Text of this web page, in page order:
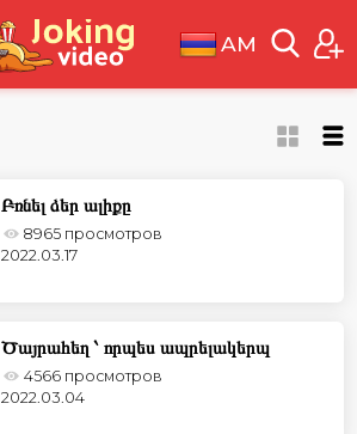
AM
Բռնել ձեր ալիքը
8965 просмотров
2022.03.17
Ծայրահեղ ՝ որպես ապրելակերպ
4566 просмотров
2022.03.04